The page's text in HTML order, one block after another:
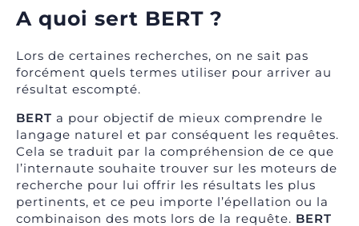
A quoi sert BERT ?
Lors de certaines recherches, on ne sait pas
forcément quels termes utiliser pour arriver au
résultat escompté.
BERT a pour objectif de mieux comprendre le
langage naturel et par conséquent les requêtes.
Cela se traduit par la compréhension de ce que
l’internaute souhaite trouver sur les moteurs de
recherche pour lui offrir les résultats les plus
pertinents, et ce peu importe l’épellation ou la
combinaison des mots lors de la requête. BERT